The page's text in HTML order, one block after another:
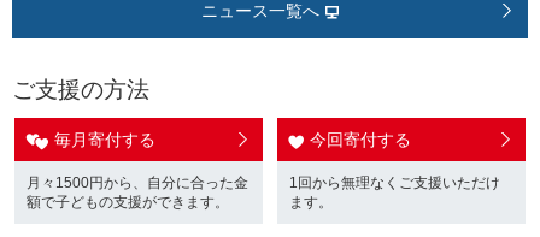
ニュース一覧へ
ご支援の方法
毎月寄付する
月々1500円から、自分に合った金
額で子どもの支援ができます。
今回寄付する
1回から無理なくご支援いただけ
ます。